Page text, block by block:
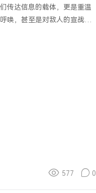
传达信息的载体，更是重温
唤，甚至是对敌人的宣战，
577 0